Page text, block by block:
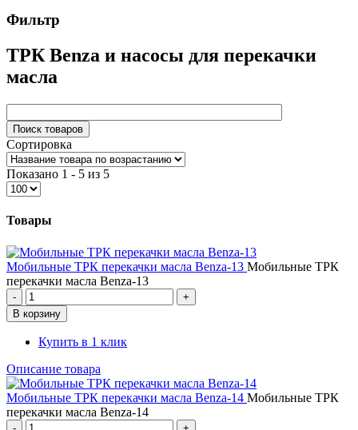
Фильтр
ТРК Benza и насосы для перекачки
масла
Сортировка
Показано 1 - 5 из 5
Товары
Мобильные ТРК перекачки масла Benza-13 Мобильные ТРК
перекачки масла Benza-13
Купить в 1 клик
Описание товара
Мобильные ТРК перекачки масла Benza-14 Мобильные ТРК
перекачки масла Benza-14